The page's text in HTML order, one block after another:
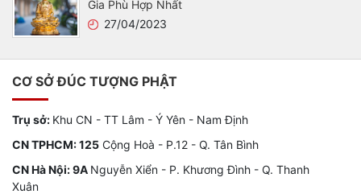
Gia Phù Hợp Nhất
27/04/2023
CƠ SỞ ĐÚC TƯỢNG PHẬT
Trụ sở: Khu CN - TT Lâm - Ý Yên - Nam Định
CN TPHCM: 125 Cộng Hoà - P.12 - Q. Tân Bình
CN Hà Nội: 9A Nguyễn Xiển - P. Khương Đình - Q. Thanh
Xuân